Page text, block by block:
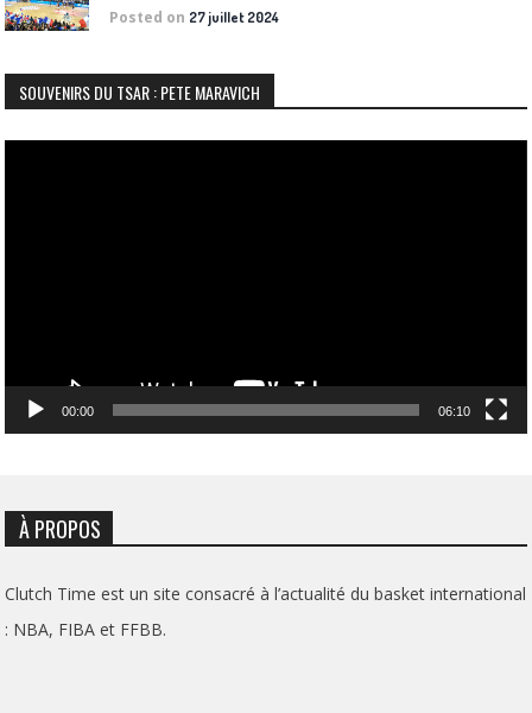
Posted on 27 juillet 2024
SOUVENIRS DU TSAR : PETE MARAVICH
00:00 06:10
À PROPOS
Clutch Time est un site consacré à l’actualité du basket international
: NBA, FIBA et FFBB.